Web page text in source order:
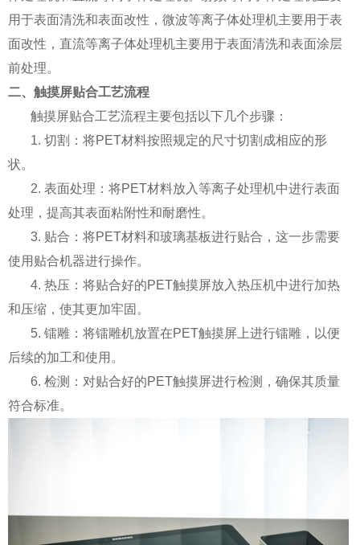
用于表面清洗和表面改性，微波等离子体处理机主要用于表
面改性，直流等离子体处理机主要用于表面清洗和表面涂层
前处理。
二、触摸屏贴合工艺流程
触摸屏贴合工艺流程主要包括以下几个步骤：
1. 切割：将PET材料按照规定的尺寸切割成相应的形
状。
2. 表面处理：将PET材料放入等离子处理机中进行表面
处理，提高其表面粘附性和耐磨性。
3. 贴合：将PET材料和玻璃基板进行贴合，这一步需要
使用贴合机器进行操作。
4. 热压：将贴合好的PET触摸屏放入热压机中进行加热
和压缩，使其更加牢固。
5. 镭雕：将镭雕机放置在PET触摸屏上进行镭雕，以便
后续的加工和使用。
6. 检测：对贴合好的PET触摸屏进行检测，确保其质量
符合标准。